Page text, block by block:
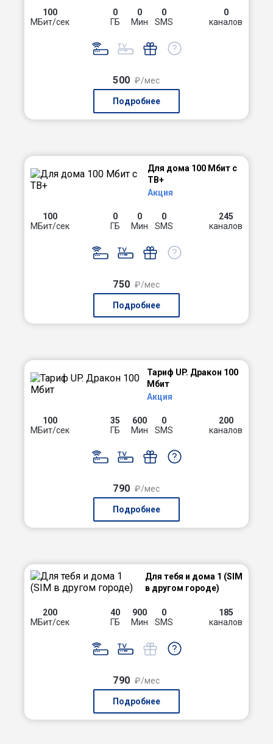
100
МБит/сек
0
ГБ
0
Мин
0
SMS
0
каналов
500 ₽/мес
Подробнее
Для дома 100 Мбит с
ТВ+
Акция
100
МБит/сек
0
ГБ
0
Мин
0
SMS
245
каналов
750 ₽/мес
Подробнее
Тариф UP. Дракон 100
Мбит
Акция
100
МБит/сек
35
ГБ
600
Мин
0
SMS
200
каналов
790 ₽/мес
Подробнее
Для тебя и дома 1 (SIM
в другом городе)
200
МБит/сек
40
ГБ
900
Мин
0
SMS
185
каналов
790 ₽/мес
Подробнее